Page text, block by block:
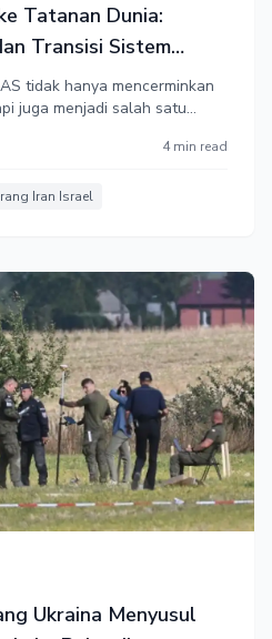
Tatanan Dunia:
Transisi Sistem
tidak hanya mencerminkan
juga menjadi salah satu
4 min read
Iran Israel
Ukraina Menyusul